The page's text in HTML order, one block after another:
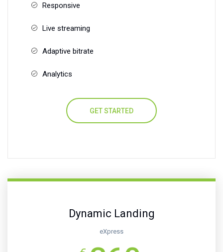
Responsive
Live streaming
Adaptive bitrate
Analytics
GET STARTED
Dynamic Landing
eXpress